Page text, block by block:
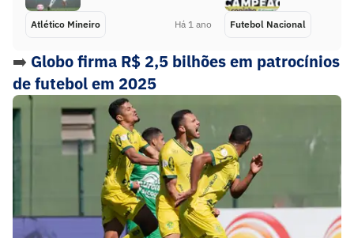
Atlético Mineiro Há 1 ano Futebol Nacional
➡️ Globo firma R$ 2,5 bilhões em patrocínios
de futebol em 2025